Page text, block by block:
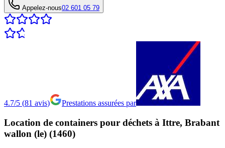
Appelez-nous02 601 05 79
4.7/5 (81 avis) Prestations assurées par
Location de containers pour déchets à Ittre, Brabant
wallon (le) (1460)